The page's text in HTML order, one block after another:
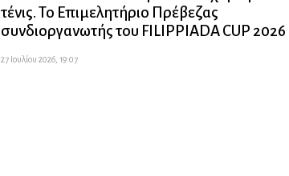
τένις. Το Επιμελητήριο Πρέβεζας
συνδιοργανωτής του FILIPPIADA CUP 2026
27 Ιουλίου 2026, 19:07